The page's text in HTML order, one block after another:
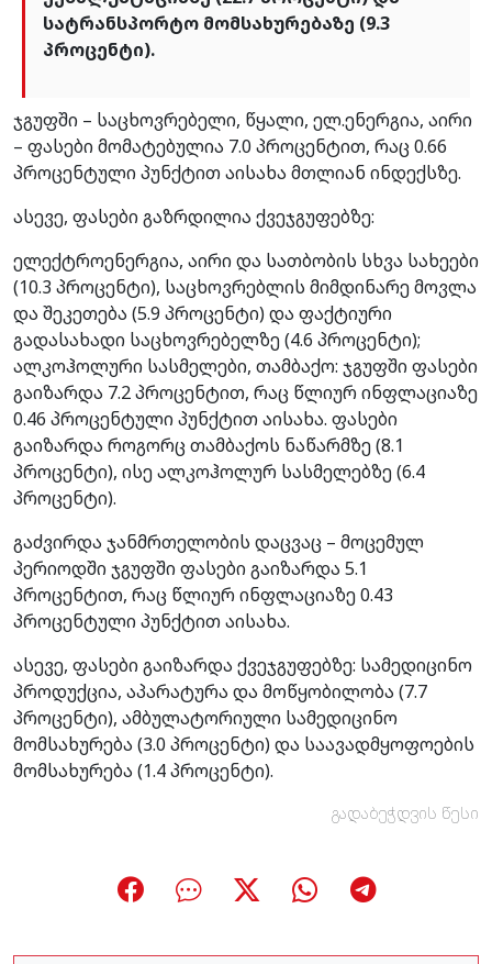
სატრანსპორტო მომსახურებაზე (9.3
პროცენტი).
ჯგუფში – საცხოვრებელი, წყალი, ელ.ენერგია, აირი
– ფასები მომატებულია 7.0 პროცენტით, რაც 0.66
პროცენტული პუნქტით აისახა მთლიან ინდექსზე.
ასევე, ფასები გაზრდილია ქვეჯგუფებზე:
ელექტროენერგია, აირი და სათბობის სხვა სახეები
(10.3 პროცენტი), საცხოვრებლის მიმდინარე მოვლა
და შეკეთება (5.9 პროცენტი) და ფაქტიური
გადასახადი საცხოვრებელზე (4.6 პროცენტი);
ალკოჰოლური სასმელები, თამბაქო: ჯგუფში ფასები
გაიზარდა 7.2 პროცენტით, რაც წლიურ ინფლაციაზე
0.46 პროცენტული პუნქტით აისახა. ფასები
გაიზარდა როგორც თამბაქოს ნაწარმზე (8.1
პროცენტი), ისე ალკოჰოლურ სასმელებზე (6.4
პროცენტი).
გაძვირდა ჯანმრთელობის დაცვაც – მოცემულ
პერიოდში ჯგუფში ფასები გაიზარდა 5.1
პროცენტით, რაც წლიურ ინფლაციაზე 0.43
პროცენტული პუნქტით აისახა.
ასევე, ფასები გაიზარდა ქვეჯგუფებზე: სამედიცინო
პროდუქცია, აპარატურა და მოწყობილობა (7.7
პროცენტი), ამბულატორიული სამედიცინო
მომსახურება (3.0 პროცენტი) და საავადმყოფოების
მომსახურება (1.4 პროცენტი).
გადაბეჭდვის წესი